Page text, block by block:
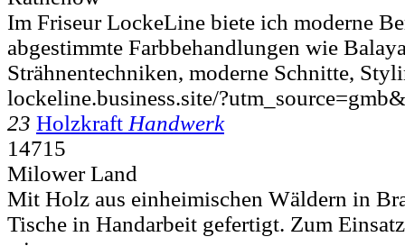
Im Friseur LockeLine biete ich moderne
abgestimmte Farbbehandlungen wie
Strähnentechniken, moderne Schnitte,
lockeline.business.site/
23 Holzkraft Handwerk
14715
Milower Land
Mit Holz aus einheimischen Wäldern in
Tische in Handarbeit gefertigt. Zum